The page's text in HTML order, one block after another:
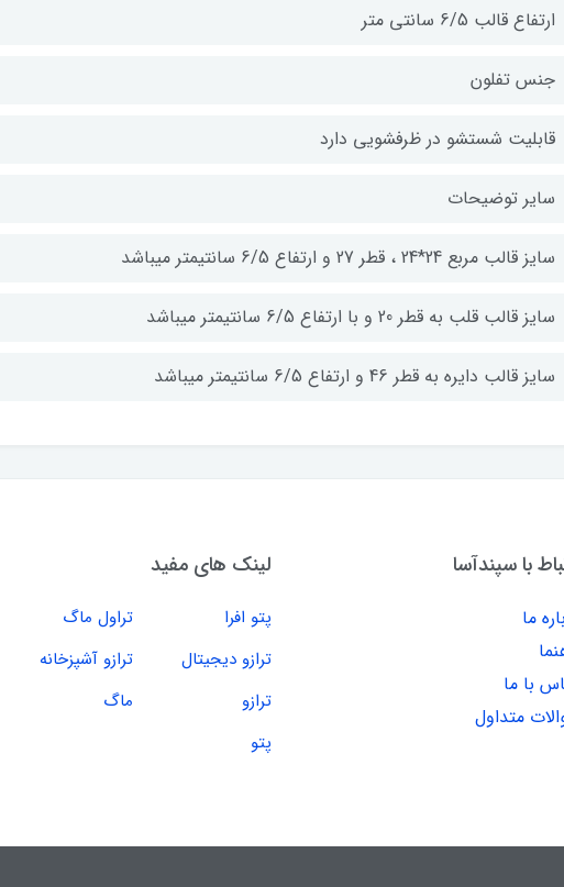
ارتفاع قالب 6/5 سانتی متر
جنس تفلون
قابلیت شستشو در ظرفشویی دارد
سایر توضیحات
سایز قالب مربع 24*24 ، قطر 27 و ارتفاع 6/5 سانتیمتر میباشد
سایز قالب قلب به قطر 20 و با ارتفاع 6/5 سانتیمتر میباشد
سایز قالب دایره به قطر 46 و ارتفاع 6/5 سانتیمتر میباشد
با سپندآسا
ما
با ما
متداول
لینک های مفید
پتو افرا
تراول ماگ
ترازو دیجیتال
ترازو آشپزخانه
ترازو
ماگ
پتو